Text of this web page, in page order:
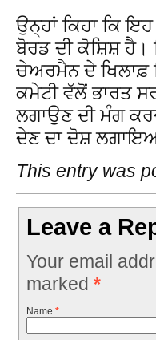
ਉਨ੍ਹਾਂ ਕਿਹਾ ਕਿ
ਬੋਰਡ ਦੀ ਕੋਸ਼ਿਸ਼
ਚੇਅਰਮੈਨ ਦੇ ਖਿਲਾਫ਼
ਕਮੇਟੀ ਵੱਲੋਂ ਭਾਰਤ
ਲਗਾਉਣ ਦੀ ਮੰਗ
ਦੇਣ ਦਾ ਦੋਸ਼
This entry was
Leave a
Your email
marked *
Name *